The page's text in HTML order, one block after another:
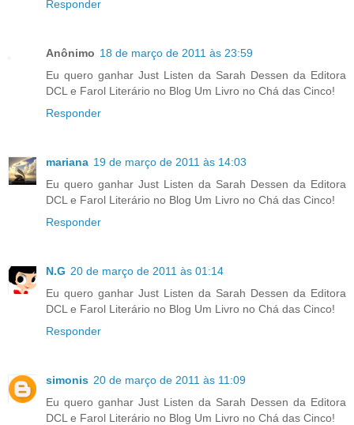
Responder
Anônimo 18 de março de 2011 às 23:59
Eu quero ganhar Just Listen da Sarah Dessen da Editora
DCL e Farol Literário no Blog Um Livro no Chá das Cinco!
Responder
mariana 19 de março de 2011 às 14:03
Eu quero ganhar Just Listen da Sarah Dessen da Editora
DCL e Farol Literário no Blog Um Livro no Chá das Cinco!
Responder
N.G 20 de março de 2011 às 01:14
Eu quero ganhar Just Listen da Sarah Dessen da Editora
DCL e Farol Literário no Blog Um Livro no Chá das Cinco!
Responder
simonis 20 de março de 2011 às 11:09
Eu quero ganhar Just Listen da Sarah Dessen da Editora
DCL e Farol Literário no Blog Um Livro no Chá das Cinco!